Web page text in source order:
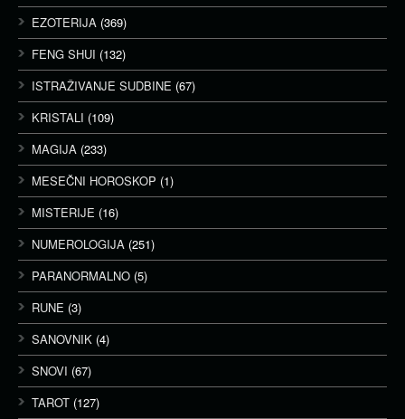
EZOTERIJA (369)
FENG SHUI (132)
ISTRAŽIVANJE SUDBINE (67)
KRISTALI (109)
MAGIJA (233)
MESEČNI HOROSKOP (1)
MISTERIJE (16)
NUMEROLOGIJA (251)
PARANORMALNO (5)
RUNE (3)
SANOVNIK (4)
SNOVI (67)
TAROT (127)